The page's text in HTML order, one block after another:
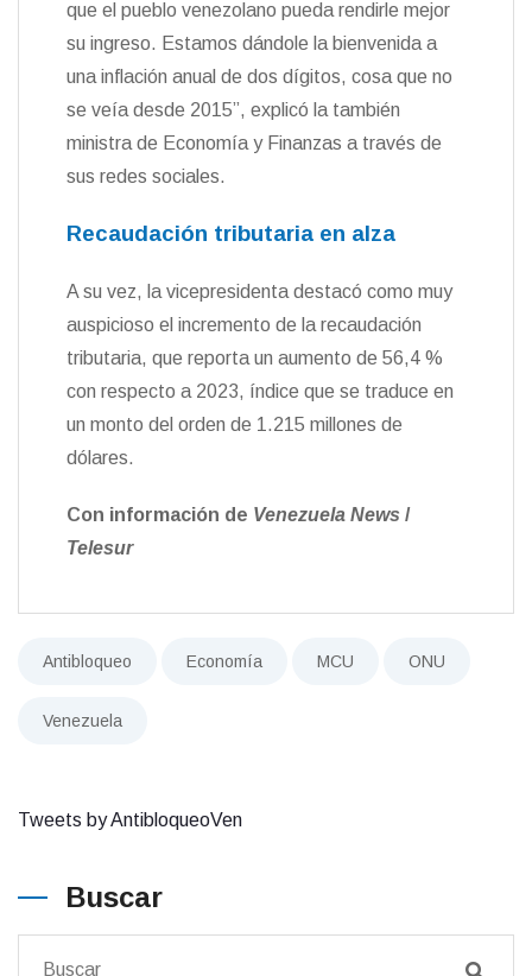
que el pueblo venezolano pueda rendirle mejor
su ingreso. Estamos dándole la bienvenida a
una inflación anual de dos dígitos, cosa que no
se veía desde 2015”, explicó la también
ministra de Economía y Finanzas a través de
sus redes sociales.
Recaudación tributaria en alza
A su vez, la vicepresidenta destacó como muy
auspicioso el incremento de la recaudación
tributaria, que reporta un aumento de 56,4 %
con respecto a 2023, índice que se traduce en
un monto del orden de 1.215 millones de
dólares.
Con información de Venezuela News /
Telesur
Antibloqueo Economía MCU ONU
Venezuela
Tweets by AntibloqueoVen
Buscar